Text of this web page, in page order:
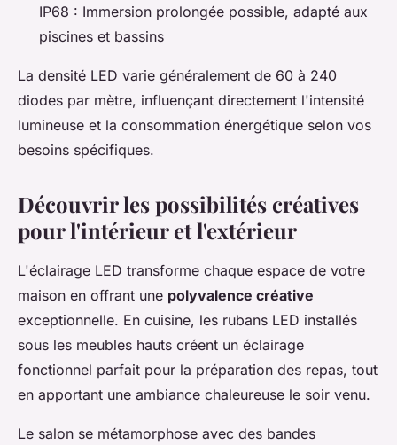
IP68 : Immersion prolongée possible, adapté aux
piscines et bassins
La densité LED varie généralement de 60 à 240
diodes par mètre, influençant directement l'intensité
lumineuse et la consommation énergétique selon vos
besoins spécifiques.
Découvrir les possibilités créatives
pour l'intérieur et l'extérieur
L'éclairage LED transforme chaque espace de votre
maison en offrant une polyvalence créative
exceptionnelle. En cuisine, les rubans LED installés
sous les meubles hauts créent un éclairage
fonctionnel parfait pour la préparation des repas, tout
en apportant une ambiance chaleureuse le soir venu.
Le salon se métamorphose avec des bandes